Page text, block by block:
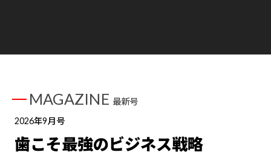
MAGAZINE 最新号
2026年9月号
歯こそ最強のビジネス戦略